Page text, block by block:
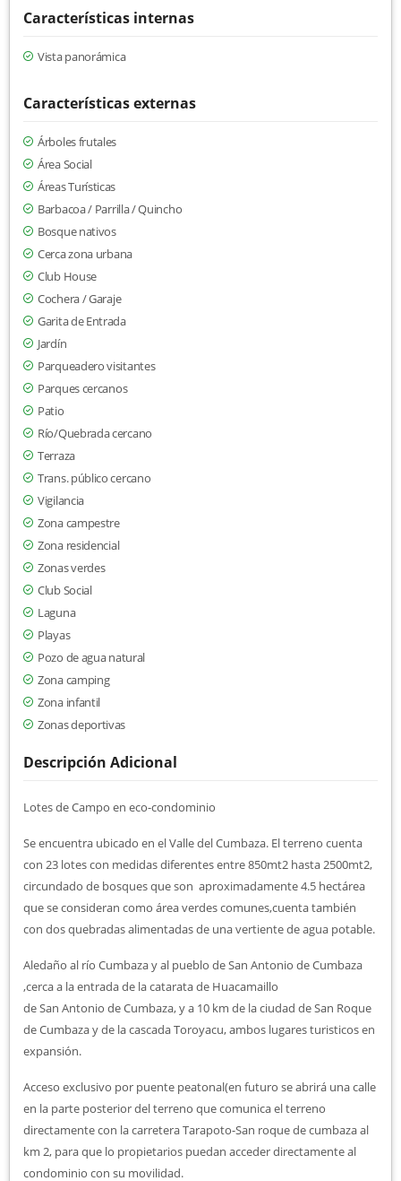
Características internas
Vista panorámica
Características externas
Árboles frutales
Área Social
Áreas Turísticas
Barbacoa / Parrilla / Quincho
Bosque nativos
Cerca zona urbana
Club House
Cochera / Garaje
Garita de Entrada
Jardín
Parqueadero visitantes
Parques cercanos
Patio
Río/Quebrada cercano
Terraza
Trans. público cercano
Vigilancia
Zona campestre
Zona residencial
Zonas verdes
Club Social
Laguna
Playas
Pozo de agua natural
Zona camping
Zona infantil
Zonas deportivas
Descripción Adicional
Lotes de Campo en eco-condominio
Se encuentra ubicado en el Valle del Cumbaza. El terreno cuenta
con 23 lotes con medidas diferentes entre 850mt2 hasta 2500mt2,
circundado de bosques que son aproximadamente 4.5 hectárea
que se consideran como área verdes comunes,cuenta también
con dos quebradas alimentadas de una vertiente de agua potable.
Aledaño al río Cumbaza y al pueblo de San Antonio de Cumbaza
,cerca a la entrada de la catarata de Huacamaillo
de San Antonio de Cumbaza, y a 10 km de la ciudad de San Roque
de Cumbaza y de la cascada Toroyacu, ambos lugares turisticos en
expansión.
Acceso exclusivo por puente peatonal(en futuro se abrirá una calle
en la parte posterior del terreno que comunica el terreno
directamente con la carretera Tarapoto-San roque de cumbaza al
km 2, para que lo propietarios puedan acceder directamente al
condominio con su movilidad.